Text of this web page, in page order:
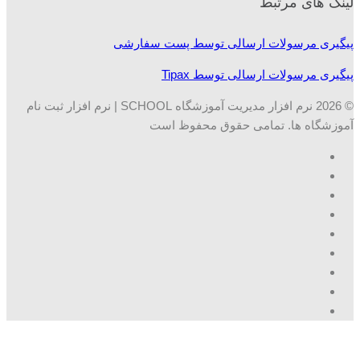
پیگیری مرسولات ارسالی توسط پست سفارشی
پیگیری مرسولات ارسالی توسط Tipax
© 2026 نرم افزار مدیریت آموزشگاه SCHOOL | نرم افزار ثبت نام
آموزشگاه ها. تمامی حقوق محفوظ است